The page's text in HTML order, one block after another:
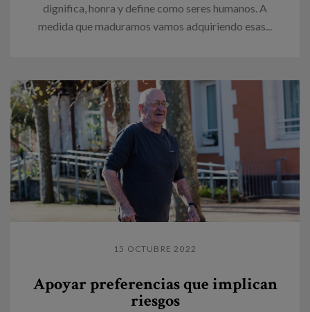
dignifica, honra y define como seres humanos. A
medida que maduramos vamos adquiriendo esas...
15 OCTUBRE 2022
Apoyar preferencias que implican
riesgos